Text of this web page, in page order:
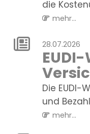
die
mehr...
28.07.2026
Die EUDI-
und
mehr...